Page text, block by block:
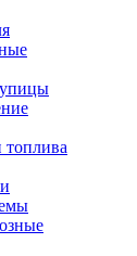
топлива